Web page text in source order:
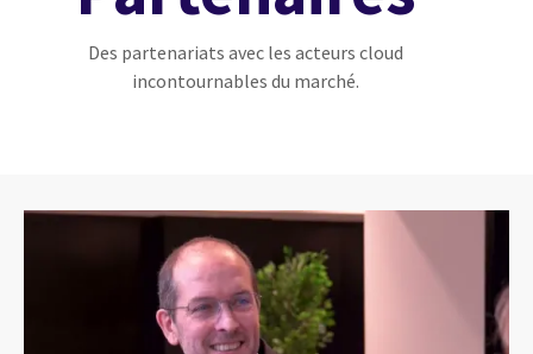
Des partenariats avec les acteurs cloud
incontournables du marché.